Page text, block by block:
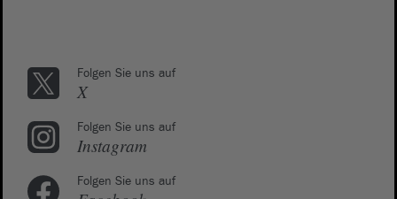
Folgen Sie uns auf
X
Folgen Sie uns auf
Instagram
Folgen Sie uns auf